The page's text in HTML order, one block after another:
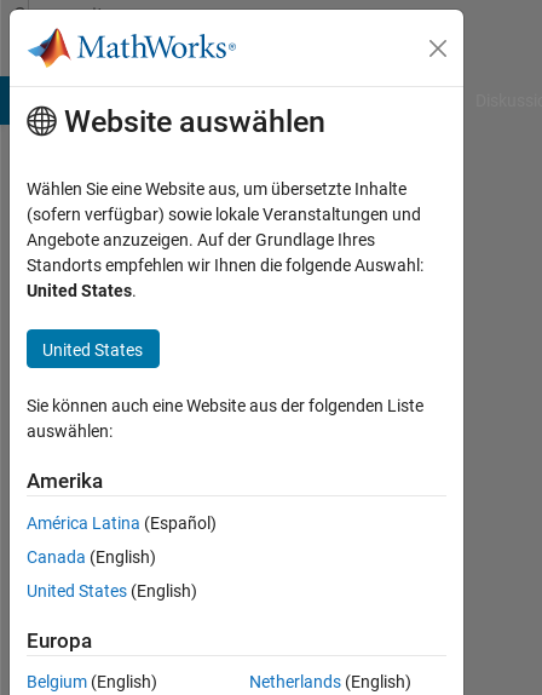
Weiter zum Inhalt
Community
Profile
Joseph
Last
seen:
mehr
als
ein
vor
|
seit
Followers:
0
Website auswählen
Wählen Sie eine Website aus, um übersetzte Inhalte
(sofern verfügbar) sowie lokale Veranstaltungen und
Angebote anzuzeigen. Auf der Grundlage Ihres
Standorts empfehlen wir Ihnen die folgende Auswahl:
United States.
United States
Sie können auch eine Website aus der folgenden Liste
auswählen:
Amerika
América Latina (Español)
Canada (English)
United States (English)
Europa
Belgium (English)
Netherlands (English)